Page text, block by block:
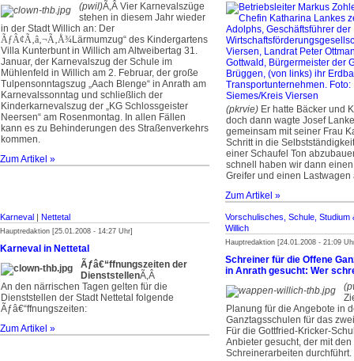
(pwil)­Ã‚Â Vier Karnevalszüge
stehen in diesem Jahr wieder
in der Stadt Willich an: Der
ÃƒÂ¢Ã‚â‚¬Ã‚Å¾Lärmumzug“ des Kindergartens
Villa Kunterbunt in Willich am Altweibertag 31.
Januar, der Karnevalszug der Schule im
Mühlenfeld in Willich am 2. Februar, der große
Tulpensonntagszug „Aach Blenge“ in Anrath am
Karnevalssonntag und schließlich der
Kinderkarnevalszug der „KG Schlossgeister
Neersen“ am Rosenmontag. In allen Fällen
kann es zu Behinderungen des Straßenverkehrs
kommen.
Zum Artikel »
(pkrvie) Er hatte Bäcker und
doch dann wagte Josef
gemeinsam mit seiner Frau
Schritt in die
einer Schaufel Ton
schnell haben wir dann
Greifer und einen Lastwagen
Zum Artikel »
Karneval | Nettetal
Hauptredaktion [25.01.2008 - 14:27 Uhr]
Karneval in Nettetal
Ãƒâ€“ffnungszeiten der
Dienststellen­Ã‚Â
An den närrischen Tagen gelten für die
Dienststellen der Stadt Nettetal folgende
Ãƒâ€“ffnungszeiten:
Zum Artikel »
Vorschulisches, Schule, Studium
Willich
Hauptredaktion [24.01.2008 - 21:09
Schreiner für die Offene
in Anrath gesucht: Wer
Planung für die Angebote in
Ganztagsschulen für das
Für die Gottfried-Kricker-
Anbieter gesucht, der mit
Schreinerarbeiten durchführt.